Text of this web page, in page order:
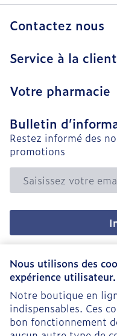
Nous utilisons des
expérience utilisateur.
Notre boutique en
indispensables. Ces
bon fonctionnement
Contactez nous
Service à la
Votre pharmacie
Bulletin
Restez informé des
promotions
Adresse mail
En cliquant sur
newsletter et acceptez